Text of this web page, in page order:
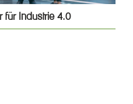
für Industrie 4.0